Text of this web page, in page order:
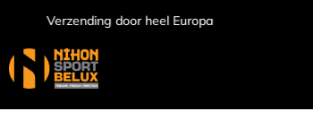
Verzending door heel Europa